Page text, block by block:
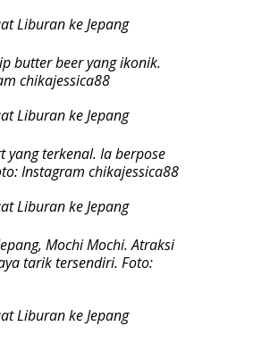
butter beer yang ikonik.
chikajessica88
yang terkenal. Ia berpose
Instagram chikajessica88
Mochi Mochi. Atraksi
tarik tersendiri. Foto: